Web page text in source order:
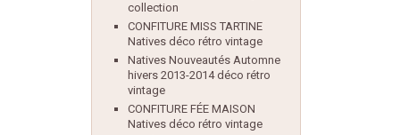
collection
CONFITURE MISS TARTINE
Natives déco rétro vintage
Natives Nouveautés Automne
hivers 2013-2014 déco rétro
vintage
CONFITURE FÉE MAISON
Natives déco rétro vintage